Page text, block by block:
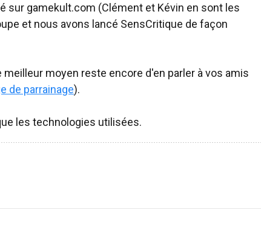
sur gamekult.com (Clément et Kévin en sont les
et nous avons lancé SensCritique de façon
moyen reste encore d'en parler à vos amis
de parrainage).
les technologies utilisées.